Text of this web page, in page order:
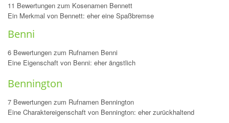
11 Bewertungen zum Kosenamen Bennett
Ein Merkmal von Bennett: eher eine Spaßbremse
Benni
6 Bewertungen zum Rufnamen Benni
Eine Eigenschaft von Benni: eher ängstlich
Bennington
7 Bewertungen zum Rufnamen Bennington
Eine Charaktereigenschaft von Bennington: eher zurückhaltend